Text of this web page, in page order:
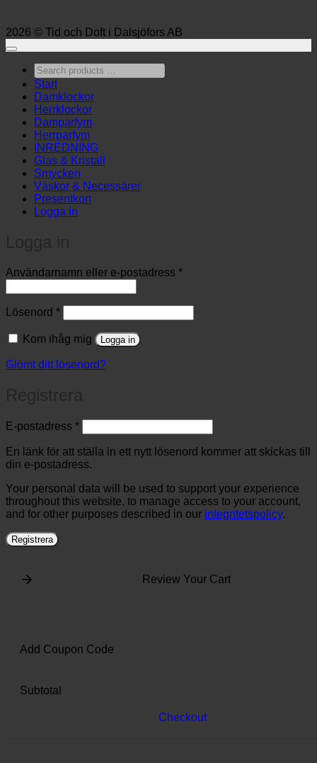
2026 © Tid och Doft i Dalsjöfors AB
Search
products
…
Start
Damklockor
Herrklockor
Damparfym
Herrparfym
INREDNING
Glas & Kristall
Smycken
Väskor & Necessärer
Presentkort
Logga in
Användarnamn eller e-postadress *Obligatoriskt
Lösenord *Obligatoriskt
Kom ihåg mig Logga in
Glömt ditt lösenord?
E-postadress *Obligatoriskt
En länk för att ställa in ett nytt lösenord kommer att skickas till
din e-postadress.
Your personal data will be used to support your experience
throughout this website, to manage access to your account,
and for other purposes described in our integritetspolicy.
Registrera
Review Your Cart
Add Coupon Code
Subtotal
Checkout